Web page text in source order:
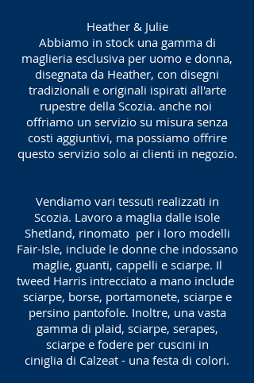
Heather & Julie
Abbiamo in stock una gamma di
maglieria esclusiva per uomo e donna,
disegnata da Heather, con disegni
tradizionali e originali ispirati all'arte
rupestre della Scozia. anche noi
offriamo un servizio su misura senza
costi aggiuntivi, ma possiamo offrire
questo servizio solo ai clienti in negozio.
Vendiamo vari tessuti realizzati in
Scozia. Lavoro a maglia dalle isole
Shetland, rinomato per i loro modelli
Fair-Isle, include le donne che indossano
maglie, guanti, cappelli e sciarpe. Il
tweed Harris intrecciato a mano include
sciarpe, borse, portamonete, sciarpe e
persino pantofole. Inoltre, una vasta
gamma di plaid, sciarpe, serapes,
sciarpe e fodere per cuscini in
ciniglia di Calzeat - una festa di colori.